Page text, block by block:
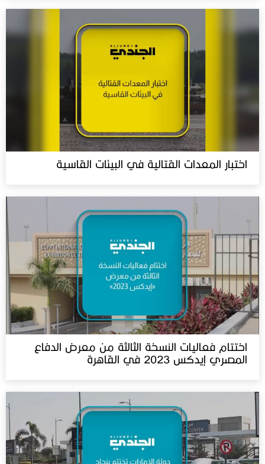
اختبار المعدات القتالية في البيئات القاسية
اختتام فعاليات النسخة الثالثة من معرض الدفاع
المصري إيدكس 2023 في القاهرة